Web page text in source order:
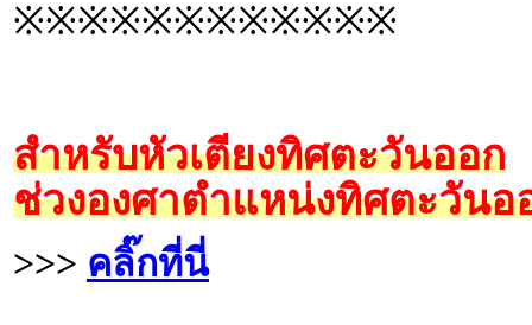
※※※※※※※※※※※※
สำหรับหัวเตียงทิศตะวันออก
ช่วงองศาตำแหน่งทิศตะวันอ
>>> คลิ๊กที่นี่